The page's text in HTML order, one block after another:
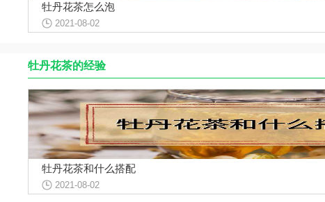
牡丹花茶怎么泡
2021-08-02
牡丹花茶的经验
牡丹花茶和什么搭配
2021-08-02